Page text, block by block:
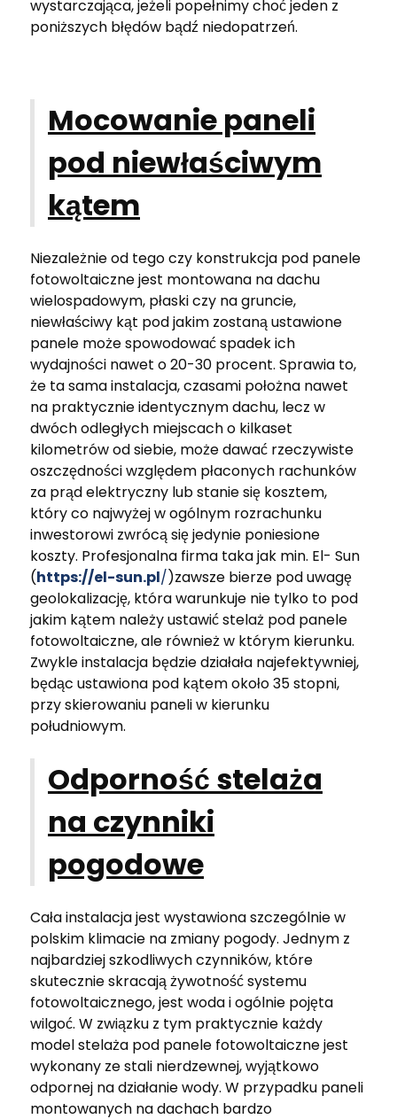
wystarczająca, jeżeli popełnimy choć jeden z
poniższych błędów bądź niedopatrzeń.
Mocowanie paneli
pod niewłaściwym
kątem
Niezależnie od tego czy konstrukcja pod panele
fotowoltaiczne jest montowana na dachu
wielospadowym, płaski czy na gruncie,
niewłaściwy kąt pod jakim zostaną ustawione
panele może spowodować spadek ich
wydajności nawet o 20-30 procent. Sprawia to,
że ta sama instalacja, czasami położna nawet
na praktycznie identycznym dachu, lecz w
dwóch odległych miejscach o kilkaset
kilometrów od siebie, może dawać rzeczywiste
oszczędności względem płaconych rachunków
za prąd elektryczny lub stanie się kosztem,
który co najwyżej w ogólnym rozrachunku
inwestorowi zwrócą się jedynie poniesione
koszty. Profesjonalna firma taka jak min. El- Sun
(https://el-sun.pl/)zawsze bierze pod uwagę
geolokalizację, która warunkuje nie tylko to pod
jakim kątem należy ustawić stelaż pod panele
fotowoltaiczne, ale również w którym kierunku.
Zwykle instalacja będzie działała najefektywniej,
będąc ustawiona pod kątem około 35 stopni,
przy skierowaniu paneli w kierunku
południowym.
Odporność stelaża
na czynniki
pogodowe
Cała instalacja jest wystawiona szczególnie w
polskim klimacie na zmiany pogody. Jednym z
najbardziej szkodliwych czynników, które
skutecznie skracają żywotność systemu
fotowoltaicznego, jest woda i ogólnie pojęta
wilgoć. W związku z tym praktycznie każdy
model stelaża pod panele fotowoltaiczne jest
wykonany ze stali nierdzewnej, wyjątkowo
odpornej na działanie wody. W przypadku paneli
montowanych na dachach bardzo